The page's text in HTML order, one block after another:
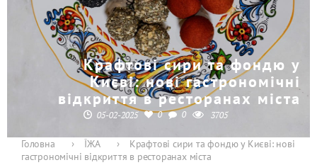
Крафтові сири та фондю у
Києві: нові гастрономічні
відкриття в ресторанах міста
05-02-2025 0 0 3705
Головна › ЇЖА ›
Крафтові сири та фондю у Києві: нові
гастрономічні відкриття в ресторанах міста